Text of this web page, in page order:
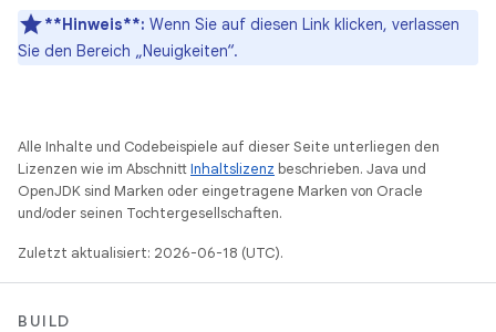
**Hinweis**: Wenn Sie auf diesen Link klicken, verlassen
Sie den Bereich „Neuigkeiten“.
Alle Inhalte und Codebeispiele auf dieser Seite unterliegen den
Lizenzen wie im AbschnittInhaltslizenz beschrieben. Java und
OpenJDK sind Marken oder eingetragene Marken von Oracle
und/oder seinen Tochtergesellschaften.
Zuletzt aktualisiert: 2026-06-18 (UTC).
BUILD